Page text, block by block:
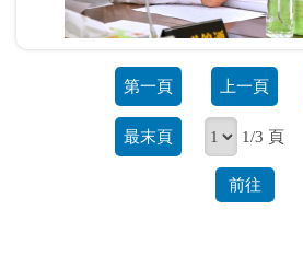
第一頁 上一頁
最末頁 1/3 頁
前往